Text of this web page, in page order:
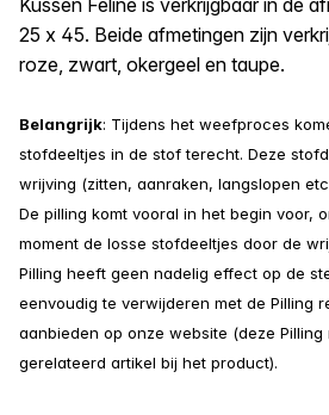
25 x 45. Beide afmetingen zijn
roze, zwart, okergeel en taupe.
Belangrijk: Tijdens het weefproces
stofdeeltjes in de stof terecht. Deze
wrijving (zitten, aanraken, langslopen
De pilling komt vooral in het begin voor,
moment de losse stofdeeltjes door de
Pilling heeft geen nadelig effect op de
eenvoudig te verwijderen met de Pilling
aanbieden op onze website (deze Pilling
gerelateerd artikel bij het product).